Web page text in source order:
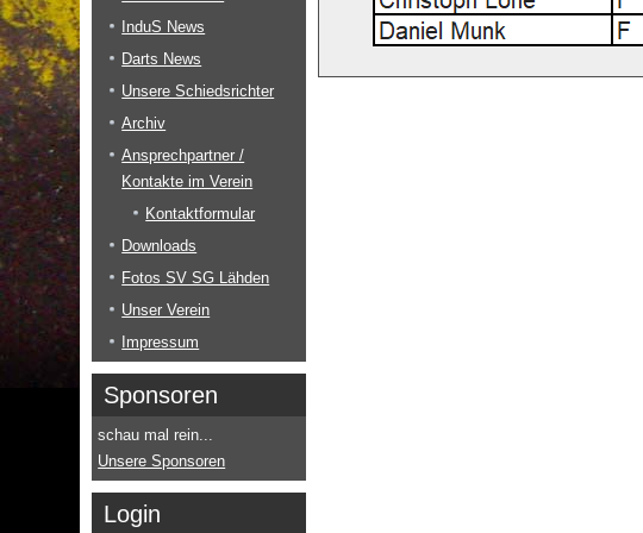
InduS News
Darts News
Unsere Schiedsrichter
Archiv
Ansprechpartner /
Kontakte im Verein
Kontaktformular
Downloads
Fotos SV SG Lähden
Unser Verein
Impressum
Sponsoren
schau mal rein...
Unsere Sponsoren
Login